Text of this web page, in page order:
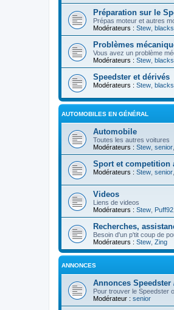
Préparation sur le
Prépas moteur et autres
Modérateurs : Stew
Problèmes
Vous avez un problème
Modérateurs : Stew
Speedster et dérivés
Modérateurs : Stew
AUTOMOBILES EN GÉNÉRAL
Automobile
Toutes les autres voitures
Modérateurs : Stew senior
Sport et competition
Modérateurs : Stew senior
Videos
Liens de videos
Modérateurs : Stew Puff92
Recherches,
Besoin d'un p'tit coup de
Modérateurs : Stew Zing
ANNONCES
Annonces
Pour trouver le Speedster
Modérateur : senior